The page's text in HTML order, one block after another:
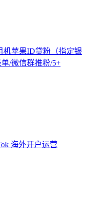
机苹果ID贷粉（指定银
/微信群推粉/5+
海外开户运营